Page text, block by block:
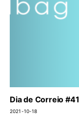
Dia de Correio #41
2021-10-18